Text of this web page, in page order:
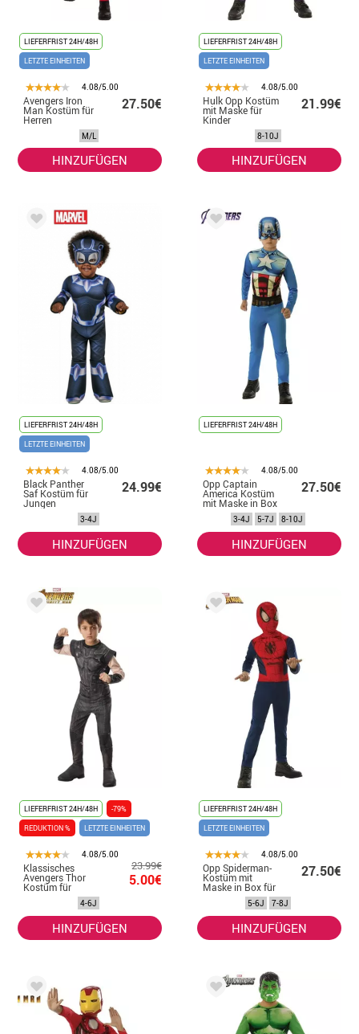
LIEFERFRIST 24H/48H
LETZTE EINHEITEN
4.08/5.00
Avengers Iron
Man Kostüm für
Herren
27.50€
M/L
HINZUFÜGEN
LIEFERFRIST 24H/48H
LETZTE EINHEITEN
4.08/5.00
Hulk Opp Kostüm
mit Maske für
Kinder
21.99€
8-10J
HINZUFÜGEN
LIEFERFRIST 24H/48H
LETZTE EINHEITEN
4.08/5.00
Black Panther
Saf Kostüm für
Jungen
24.99€
3-4J
HINZUFÜGEN
LIEFERFRIST 24H/48H
4.08/5.00
Opp Captain
America Kostüm
mit Maske in Box
für Jungen
27.50€
3-4J 5-7J 8-10J
HINZUFÜGEN
LIEFERFRIST 24H/48H
-79%
REDUKTION %
LETZTE EINHEITEN
4.08/5.00
Klassisches
Avengers Thor
Kostüm für
23.99€
5.00€
4-6J
HINZUFÜGEN
LIEFERFRIST 24H/48H
LETZTE EINHEITEN
4.08/5.00
Opp Spiderman-
Kostüm mit
Maske in Box für
27.50€
5-6J 7-8J
HINZUFÜGEN